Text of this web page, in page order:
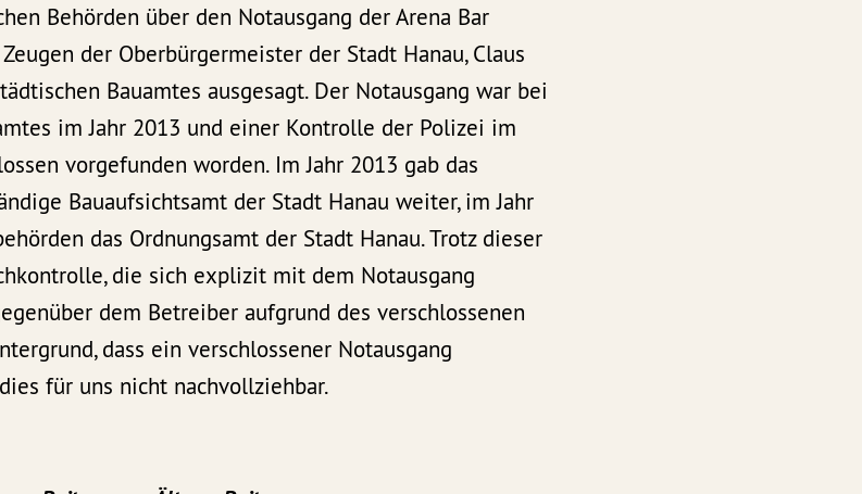
Behörden über den Notausgang der Arena Bar
der Oberbürgermeister der Stadt Hanau, Claus
Bauamtes ausgesagt. Der Notausgang war bei
im Jahr 2013 und einer Kontrolle der Polizei im
vorgefunden worden. Im Jahr 2013 gab das
Bauaufsichtsamt der Stadt Hanau weiter, im Jahr
das Ordnungsamt der Stadt Hanau. Trotz dieser
die sich explizit mit dem Notausgang
dem Betreiber aufgrund des verschlossenen
dass ein verschlossener Notausgang
für uns nicht nachvollziehbar.